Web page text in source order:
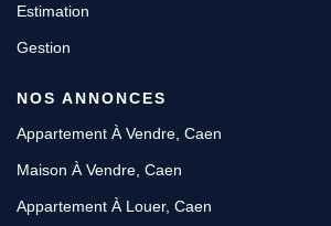
Estimation
Gestion
NOS ANNONCES
Appartement À Vendre, Caen
Maison À Vendre, Caen
Appartement À Louer, Caen